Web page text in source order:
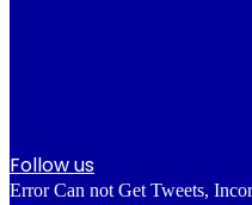
Follow us
Error Can not Get Tweets,